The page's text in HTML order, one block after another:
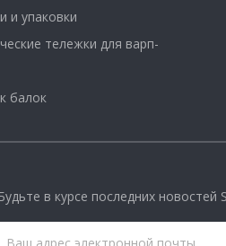
и упаковки
тележки для варп-
балок
Будьте в курсе последних новостей